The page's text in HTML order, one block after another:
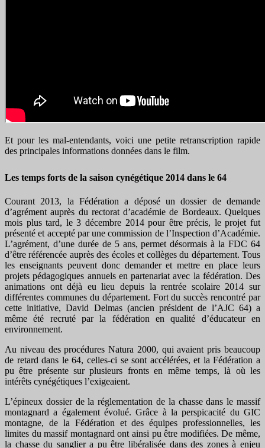
Et pour les mal-entendants, voici une petite retranscription rapide
des principales informations données dans le film.
Les temps forts de la saison cynégétique 2014 dans le 64
Courant 2013, la Fédération a déposé un dossier de demande
d’agrément auprès du rectorat d’académie de Bordeaux. Quelques
mois plus tard, le 3 décembre 2014 pour être précis, le projet fut
présenté et accepté par une commission de l’Inspection d’Académie.
L’agrément, d’une durée de 5 ans, permet désormais à la FDC 64
d’être référencée auprès des écoles et collèges du département. Tous
les enseignants peuvent donc demander et mettre en place leurs
projets pédagogiques annuels en partenariat avec la fédération. Des
animations ont déjà eu lieu depuis la rentrée scolaire 2014 sur
différentes communes du département. Fort du succès rencontré par
cette initiative, David Delmas (ancien président de l’AJC 64) a
même été recruté par la fédération en qualité d’éducateur en
environnement.
Au niveau des procédures Natura 2000, qui avaient pris beaucoup
de retard dans le 64, celles-ci se sont accélérées, et la Fédération a
pu être présente sur plusieurs fronts en même temps, là où les
intérêts cynégétiques l’exigeaient.
L’épineux dossier de la réglementation de la chasse dans le massif
montagnard a également évolué. Grâce à la perspicacité du GIC
montagne, de la Fédération et des équipes professionnelles, les
limites du massif montagnard ont ainsi pu être modifiées. De même,
la chasse du sanglier a pu être libéralisée dans des zones à enjeu